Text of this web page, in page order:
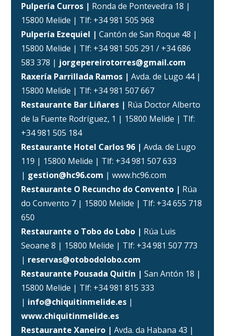
Pulpería Curros | Ronda de Pontevedra 18 |
15800 Melide | Tlf: +34 981 505 968
Pulpería Ezequiel |Cantón de San Roque 48 |
15800 Melide | Tlf: +34 981 505 291 / +34 686
583 378 | jorgepereirotorres@gmail.com
Raxería Parrillada Ramos | Avda. de Lugo 44 |
15800 Melide | Tlf: +34 981 507 667
Restaurante Bar Liñares | Rúa Doctor Alberto
de la Fuente Rodríguez, 1 | 15800 Melide | Tlf:
+34 981 505 184
Restaurante Hotel Carlos 96 |Avda. de Lugo
119 | 15800 Melide | Tlf: +34 981 507 633
| gestion@hc96.com | www.hc96.com
Restaurante O Recuncho do Convento | Rúa
do Convento 7 | 15800 Melide | Tlf: +34 655 718
650
Restaurante o Tobo do Lobo | Rúa Luis
Seoane 8 | 15800 Melide | Tlf: +34 981 507 773
| reservas@otobodolobo.com
Restaurante Pousada Quitín |San Antón 18 |
15800 Melide | Tlf: +34 981 815 333
| info@chiquitinmelide.es |
www.chiquitinmelide.es
Restaurante Xaneiro |Avda. da Habana 43 |